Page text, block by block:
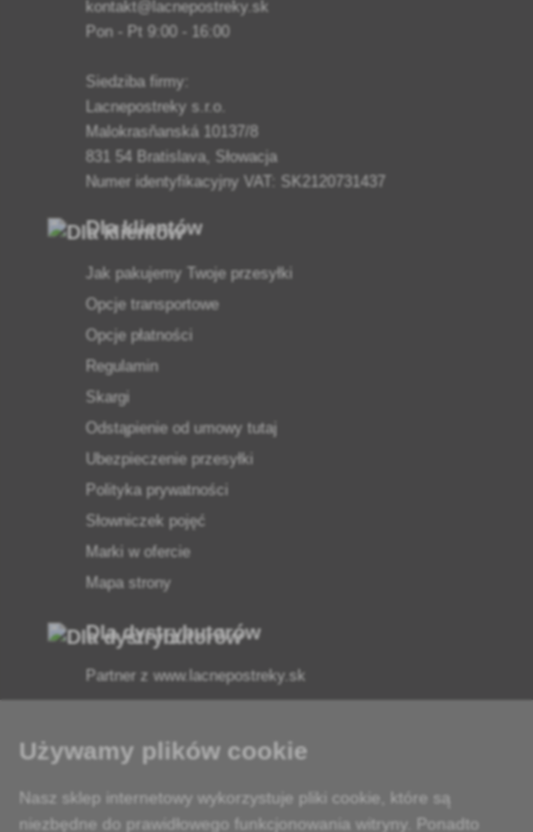
kontakt@lacnepostreky.sk
Pon - Pt 9:00 - 16:00
Siedziba firmy:
Lacnepostreky s.r.o.
Malokrasňanská 10137/8
831 54 Bratislava, Słowacja
Numer identyfikacyjny VAT: SK2120731437
Dla klientów
Jak pakujemy Twoje przesyłki
Opcje transportowe
Opcje płatności
Regulamin
Skargi
Odstąpienie od umowy tutaj
Ubezpieczenie przesyłki
Polityka prywatności
Słowniczek pojęć
Marki w ofercie
Mapa strony
Dla dystrybutorów
Partner z www.lacnepostreky.sk
Zawsze służymy fachową poradą
Używamy plików cookie
Nasz sklep internetowy wykorzystuje pliki cookie, które są
niezbędne do prawidłowego funkcjonowania witryny. Ponadto